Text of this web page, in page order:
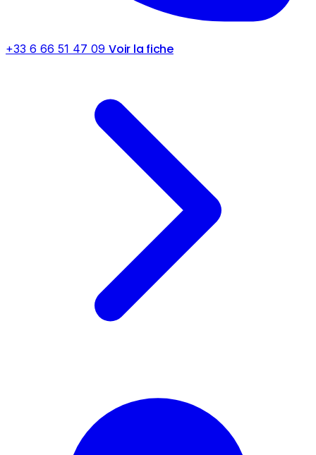
+33 6 66 51 47 09 Voir la fiche